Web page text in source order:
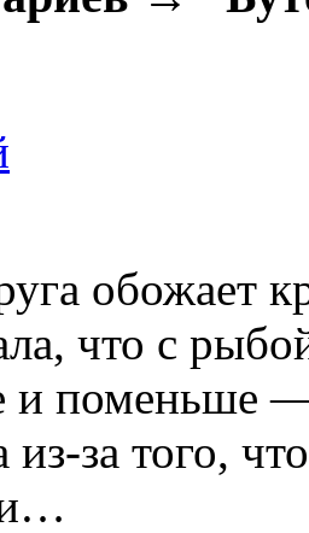
обожает
что с
поменьше —
из-за того,